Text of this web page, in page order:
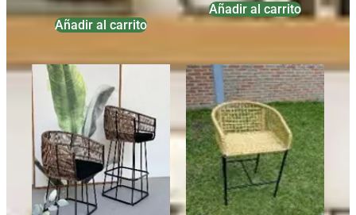
Añadir al carrito
Añadir al carrito